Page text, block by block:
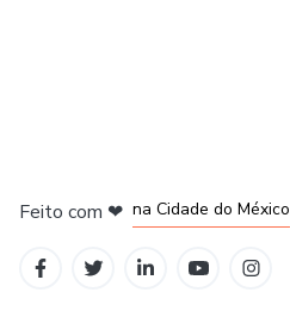
Feito com ❤ na Cidade do México